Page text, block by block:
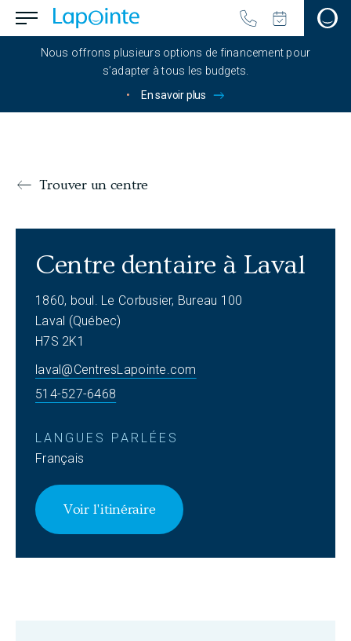
Passer au contenu principal
Aller à la page d'accueil
menu.button_open
Nous offrons plusieurs options de financement pour
s’adapter à tous les budgets.
•
En savoir plus
Centre dentaire à Laval
Trouver un centre
Informations
Centre dentaire à Laval
1860, boul. Le Corbusier, Bureau 100
Laval (Québec)
H7S 2K1
laval@CentresLapointe.com
514-527-6468
LANGUES PARLÉES
Français
Voir l'itinéraire